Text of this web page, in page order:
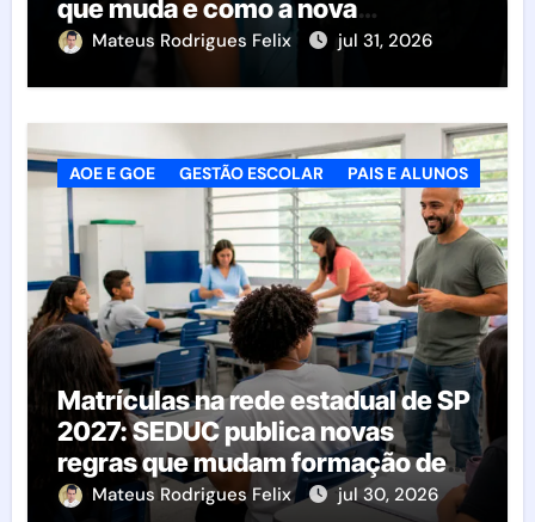
que muda e como a nova
resolução afeta as escolas
Mateus Rodrigues Felix jul 31, 2026
AOE E GOE GESTÃO ESCOLAR PAIS E ALUNOS
Matrículas na rede estadual de SP
2027: SEDUC publica novas
regras que mudam formação de
classes e transferências
Mateus Rodrigues Felix jul 30, 2026